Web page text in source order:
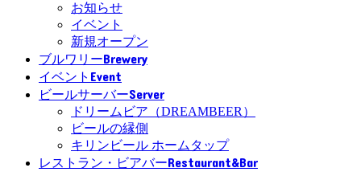
お知らせ
イベント
新規オープン
ブルワリーBrewery
イベント Event
ビールサーバーServer
ドリームビア（DREAMBEER）
ビールの縁側
キリンビール ホームタップ
レストラン・ビアバーRestaurant&Bar